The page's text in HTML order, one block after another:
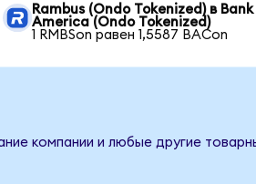
Rambus (Ondo Tokenized) в
America (Ondo Tokenized)
1 RMBSon равен 1,5587 BACon
компании и любые другие